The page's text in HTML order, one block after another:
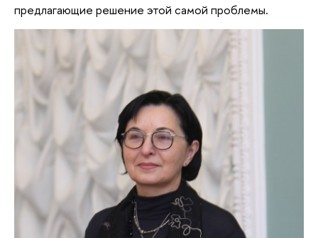
предлагающие решение этой самой проблемы.